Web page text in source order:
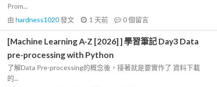
Prom...
由 hardness1020發文 1 天前 0個留言
[Machine Learning A-Z [2026] ] 學習筆記 Day3 Data
pre-processing with Python
了解Data Pre-processing的概念後，接著就是要實作了 資料下載
的...